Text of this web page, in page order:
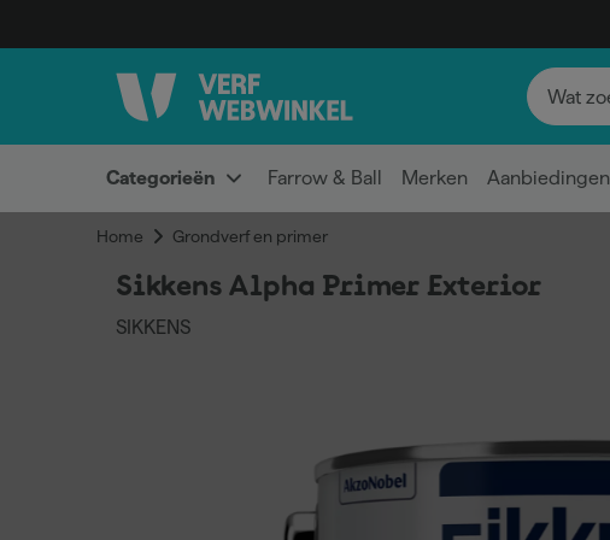
Categorieën Farrow & Ball Merken Aanbiedingen
Home Grondverf en primer
Sikkens Alpha Primer Exterior
SIKKENS